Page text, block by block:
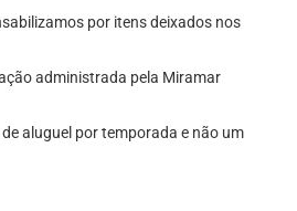
por itens deixados nos
administrada pela Miramar
aluguel por temporada e não um